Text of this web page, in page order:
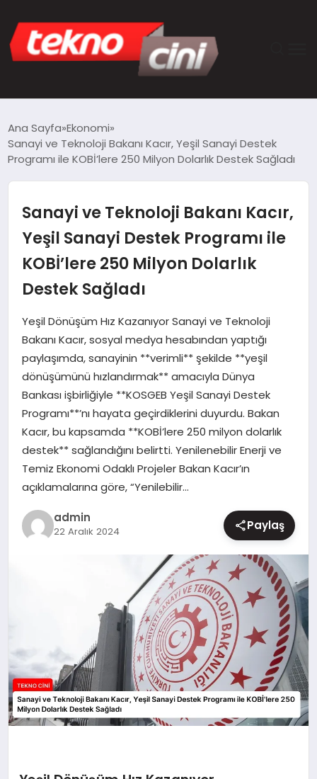
TEKNOLOJI
SAĞLIK
MAGAZIN
Ana Sayfa Ekonomi
Sanayi ve Teknoloji Bakanı Kacır, Yeşil Sanayi Destek
Programı ile KOBİ’lere 250 Milyon Dolarlık Destek Sağladı
Sanayi ve Teknoloji Bakanı Kacır,
Yeşil Sanayi Destek Programı ile
KOBİ’lere 250 Milyon Dolarlık
Destek Sağladı
Yeşil Dönüşüm Hız Kazanıyor Sanayi ve Teknoloji
Bakanı Kacır, sosyal medya hesabından yaptığı
paylaşımda, sanayinin **verimli** şekilde **yeşil
dönüşümünü hızlandırmak** amacıyla Dünya
Bankası işbirliğiyle **KOSGEB Yeşil Sanayi Destek
Programı**’nı hayata geçirdiklerini duyurdu. Bakan
Kacır, bu kapsamda **KOBİ’lere 250 milyon dolarlık
destek** sağlandığını belirtti. Yenilenebilir Enerji ve
Temiz Ekonomi Odaklı Projeler Bakan Kacır’ın
açıklamalarına göre, “Yenilebilir…
admin
22 Aralık 2024 Paylaş